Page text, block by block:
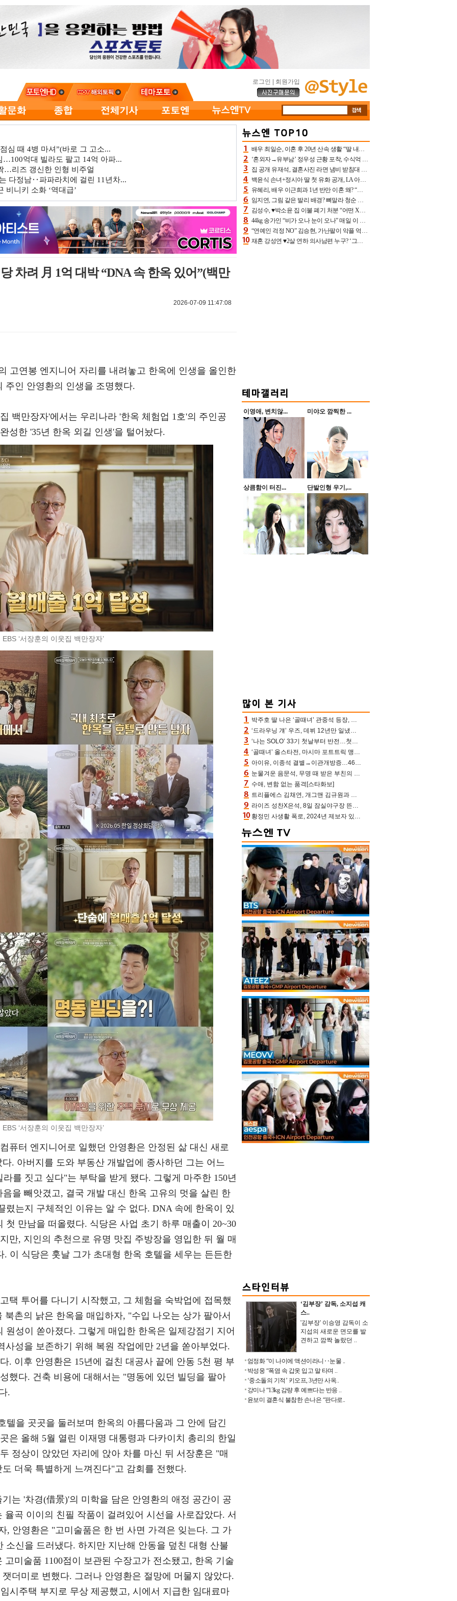
로그인 회원가입
심 때 4병 마셔”(바로 그 고소...
억대 빌라도 팔고 14억 아파...
…리즈 갱신한 인형 비주얼
다정남‥파파라치에 걸린 11년차...
비니키 소화 ‘역대급’
차려 月 1억 대박 “DNA 속 한옥 있어”(백만
2026-07-09 11:47:08
고연봉 엔지니어 자리를 내려놓고 한옥에 인생을 올인한
주인 안영환의 인생을 조명했다.
백만장자'에서는 우리나라 '한옥 체험업 1호'의 주인공
성한 '35년 한옥 외길 인생'을 털어놨다.
‘서장훈의 이웃집 백만장자’
‘서장훈의 이웃집 백만장자’
퓨터 엔지니어로 일했던 안영환은 안정된 삶 대신 새로
. 아버지를 도와 부동산 개발업에 종사하던 그는 어느
를 짓고 싶다"는 부탁을 받게 됐다. 그렇게 마주한 150년
을 빼앗겼고, 결국 개발 대신 한옥 고유의 멋을 살린 한
렸는지 구체적인 이유는 알 수 없다. DNA 속에 한옥이 있
만남을 떠올렸다. 식당은 사업 초기 하루 매출이 20~30
만, 지인의 추천으로 유명 맛집 주방장을 영입한 뒤 월 매
이 식당은 훗날 그가 초대형 한옥 호텔을 세우는 든든한
택 투어를 다니기 시작했고, 그 체험을 숙박업에 접목했
촌의 낡은 한옥을 매입하자, "수입 나오는 상가 팔아서
성이 쏟아졌다. 그렇게 매입한 한옥은 일제강점기 지어
사성을 보존하기 위해 복원 작업에만 2년을 쏟아부었다.
. 이후 안영환은 15년에 걸친 대공사 끝에 안동 5천 평 부
했다. 건축 비용에 대해서는 "명동에 있던 빌딩을 팔아
.
텔을 곳곳을 둘러보며 한옥의 아름다움과 그 안에 담긴
은 올해 5월 열린 이재명 대통령과 다카이치 총리의 한일
정상이 앉았던 자리에 앉아 차를 마신 뒤 서장훈은 "매
더욱 특별하게 느껴진다"고 감회를 전했다.
는 '차경(借景)'의 미학을 담은 안영환의 애정 공간이 공
곡 이이의 친필 작품이 걸려있어 시선을 사로잡았다. 서
, 안영환은 "고미술품은 한 번 사면 가격은 잊는다. 그 가
소신을 드러냈다. 하지만 지난해 안동을 덮친 대형 산불
미술품 1100점이 보관된 수장고가 전소됐고, 한옥 기술
더미로 변했다. 그러나 안영환은 절망에 머물지 않았다.
시주택 부지로 무상 제공했고, 시에서 지급한 임대료마
배우 최일순, 이혼 후 20년 산속 생활 “딸 내가 버렸다고 원망‥맘 아파”(특종)[어제TV]
‘혼외자→유부남’ 정우성 근황 포착, 수식억 해킹 피해 후배 만났다 “존경하는”
집 공개 유재석, 결혼사진 라면 냄비 받침대 되고 분노‥가족사진도 피해(놀뭐)[어제TV]
백윤식 손녀+정시아 딸 첫 유화 공개, LA 아트쇼→서울국제조각페스타 작가다운 수준급 실력
유혜리, 배우 이근희과 1년 반만 이혼 왜? “식칼 꽂고 의자 던져” 충격 폭로(특종)[어제TV]
임지연, 그림 같은 발리 배경? 뼈말라 청순 비키니 핏에 상대 안 되네
김성수, ♥박소윤 집 이불 폐기 처분 “어떤 X이랑 썼을지 몰라” 질투(신랑수업2)[어제TV]
44kg 송가인 “비가 오나 눈이 오나” 매일 이 운동, 허벅지 근육량 상승+체지방 감소
“연예인 걱정 NO” 김승현, 가난팔이 악플 억울할만‥아내+딸과 日 여행
재혼 강성연 ♥2살 연하 의사남편 누구? ‘그알’ 자문의에 훈남 비주얼 초엘리트 스펙 [종합]
이영애, 변치않... 미야오 깜찍한 ...
상큼함이 터진... 단발인형 우기,...
박주호 딸 나은 ‘골때녀’ 관중석 등장, 김민재 복제인간 보고 혼란 [결정적장면]
‘드라우닝 걔’ 우즈, 데뷔 12년만 일냈다…체조경기장 입성 확정
‘나는 SOLO’ 33기 첫날부터 반전…첫인상 0표 영호, 호감남 급부상
‘골때녀’ 올스타전, 마시마 포트트릭 맹추격전 5:4 골 잔치 ‘짜릿’ [어제TV]
아이유, 이종석 결별→이관개방증…46장 꽉 채운 유애나 ♥ “열심히 사는 중”
눈물겨운 음문석, 무명 때 받은 부친의 전재산→폐암 父 세상 떠나기 전 여행(유퀴즈)[어제TV]
수애, 변함 없는 품격[스타화보]
트리플에스 김채연, 개그맨 김규원과 함께 프리뷰쇼 진행 [포토엔HD]
라이즈 성찬X은석, 8일 잠실야구장 뜬다…시구 시타+특별공연까지
황정민 사생활 폭로, 2024년 제보자 있었나 “네가 회사에 전화했니” 녹취록 공개 파장
‘김부장’ 감독, 소지섭 캐
스..
'김부장' 이승영 감독이 소
지섭의 새로운 면모를 발
견하고 깜짝 놀랐던 ..
엄정화 “이 나이에 액션이라니‥눈물 ..
박성웅 “폭염 속 갑옷 입고 말 타며 ..
‘중소돌의 기적’ 키오프, 3년만 사옥..
강미나 “13kg 감량 후 예쁘다는 반응 ..
윤보미 결혼식 불참한 손나은 “판다로..